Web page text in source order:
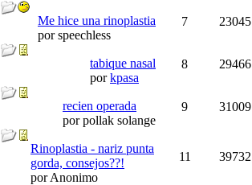
Me hice una rinoplastia
por speechless
7 23045
tabique nasal
porkpasa
8 29466
recien operada
por pollak solange
9 31009
Rinoplastia - nariz punta
gorda, consejos??!
por Anonimo
11 39732